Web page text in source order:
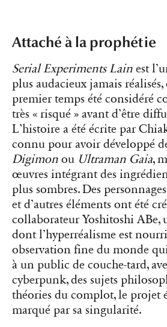
Attaché à la prophétie
Serial Experiments Lain est
plus audacieux jamais
premier temps été considéré
très « risqué » avant d’être
L’histoire a été écrite par
connu pour avoir développé
Digimon ou Ultraman Gaia,
œuvres intégrant des
plus sombres. Des
et d’autres éléments ont été
collaborateur Yoshitoshi ABe,
dont l’hyperréalisme est
observation fine du monde
à un public de couche-tard,
cyberpunk, des sujets
théories du complot, le projet
marqué par sa singularité.